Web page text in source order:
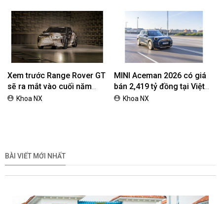
Xem trước Range Rover GT
sẽ ra mắt vào cuối năm
2026Khoa NX
MINI Aceman 2026 có giá
bán 2,419 tỷ đồng tại Việt
NamKhoa NX
BÀI VIẾT MỚI NHẤT